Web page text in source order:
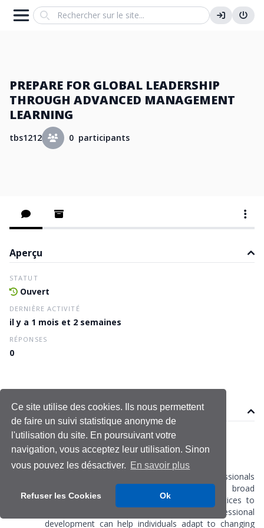
Ce site utilise des cookies. Ils nous permettent
de faire un suivi statistique anonyme de
l'utilisation du site. En poursuivant votre
navigation, vous acceptez leur utilisation. Sinon
vous pouvez les désactiver. En savoir plus
Refuser les Cookies Ok
Search
PREPARE FOR GLOBAL LEADERSHIP
THROUGH ADVANCED MANAGEMENT
LEARNING
tbs1212 0 participants
Aperçu
STATUT
Ouvert
DERNIÈRE ACTIVITÉ
il y a 1 mois et 2 semaines
RÉPONSES
0
Sujet
tbs1212
Le 19 juin 2026
Dernière modification le 19 juin 2026
In a rapidly evolving business landscape, professionals
need strong leadership skills and a broad
understanding of international business practices to
remain competitive. Continuous professional
development can help individuals adapt to changing